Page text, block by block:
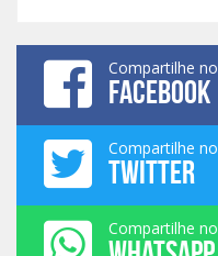
Compartilhe no
FACEBOOK
Compartilhe no
TWITTER
Compartilhe no